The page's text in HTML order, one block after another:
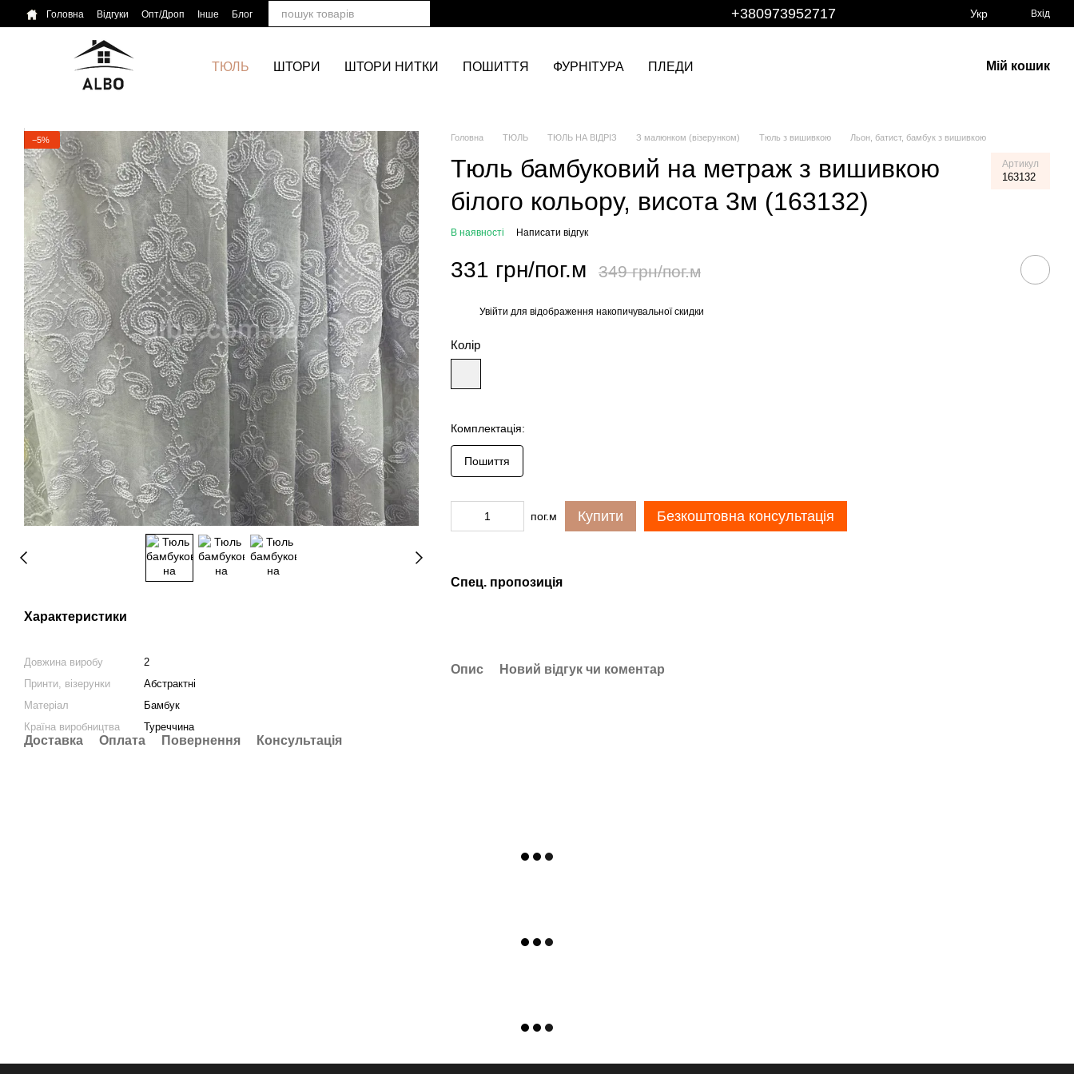
Перейти до основного контенту
Головна Відгуки Опт/Дроп Інше Блог +380973952717 Укр Вхід
ТЮЛЬ ШТОРИ ШТОРИ НИТКИ ПОШИТТЯ ФУРНІТУРА ПЛЕДИ Мій кошик
−5%
Характеристики
Довжина виробу
2
Принти, візерунки
Абстрактні
Матеріал
Бамбук
Країна виробництва
Туреччина
Доставка Оплата Повернення Консультація
Головна ТЮЛЬ ТЮЛЬ НА ВІДРІЗ З малюнком (візерунком) Тюль з вишивкою Льон, батист, бамбук з вишивкою
Тюль бамбуковий на метраж з вишивкою
білого кольору, висота 3м (163132)
Артикул
163132
В наявності Написати відгук
331 грн/пог.м 349 грн/пог.м
Увійти для відображення накопичувальної скидки
Колір
Комплектація:
Пошиття
пог.м Купити Безкоштовна консультація
Спец. пропозиція
Опис Новий відгук чи коментар